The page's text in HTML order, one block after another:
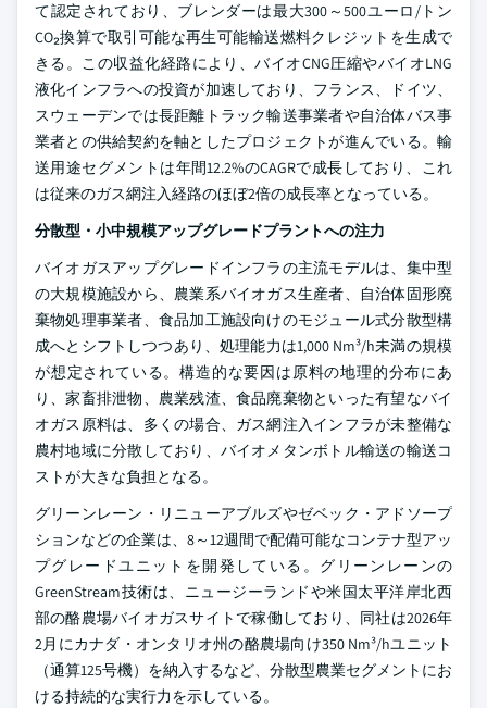
て認定されており、ブレンダーは最大300～500ユーロ/トン
CO₂換算で取引可能な再生可能輸送燃料クレジットを生成で
きる。この収益化経路により、バイオCNG圧縮やバイオLNG
液化インフラへの投資が加速しており、フランス、ドイツ、
スウェーデンでは長距離トラック輸送事業者や自治体バス事
業者との供給契約を軸としたプロジェクトが進んでいる。輸
送用途セグメントは年間12.2%のCAGRで成長しており、これ
は従来のガス網注入経路のほぼ2倍の成長率となっている。
分散型・小中規模アップグレードプラントへの注力
バイオガスアップグレードインフラの主流モデルは、集中型
の大規模施設から、農業系バイオガス生産者、自治体固形廃
棄物処理事業者、食品加工施設向けのモジュール式分散型構
成へとシフトしつつあり、処理能力は1,000 Nm³/h未満の規模
が想定されている。構造的な要因は原料の地理的分布にあ
り、家畜排泄物、農業残渣、食品廃棄物といった有望なバイ
オガス原料は、多くの場合、ガス網注入インフラが未整備な
農村地域に分散しており、バイオメタンボトル輸送の輸送コ
ストが大きな負担となる。
グリーンレーン・リニューアブルズやゼベック・アドソープ
ションなどの企業は、8～12週間で配備可能なコンテナ型アッ
プグレードユニットを開発している。グリーンレーンの
GreenStream技術は、ニュージーランドや米国太平洋岸北西
部の酪農場バイオガスサイトで稼働しており、同社は2026年
2月にカナダ・オンタリオ州の酪農場向け350 Nm³/hユニット
（通算125号機）を納入するなど、分散型農業セグメントにお
ける持続的な実行力を示している。